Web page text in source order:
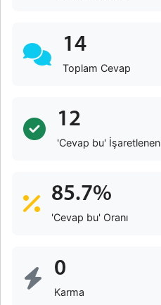
14
Toplam Cevap
12
'Cevap bu' İşaretlenen
85.7%
'Cevap bu' Oranı
0
Karma